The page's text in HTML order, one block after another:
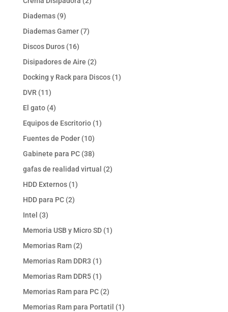
Diademas 99
productos
Diademas Gamer 77
Discos Duros 1616
productos
Disipadores de Aire 22
productos
Docking y Rack para Discos 11
DVR 1111
productos
El gato 44
productos
Equipos de Escritorio 11
Fuentes de Poder 1010
productos
Gabinete para PC 3838
productos
gafas de realidad virtual 22
HDD Externos 11
HDD para PC 22
Intel 33
productos
Memoria USB y Micro SD 11
Memorias Ram 22
productos
Memorias Ram DDR3 11
producto
Memorias Ram DDR5 11
producto
Memorias Ram para PC 22
productos
Memorias Ram para Portatil 11